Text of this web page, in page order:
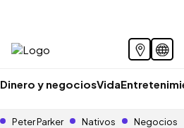
Dinero y negociosVida
Peter Parker Nativos Negocios